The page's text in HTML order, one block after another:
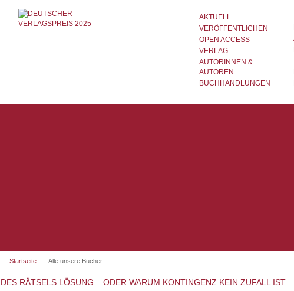
AKTUELL
VERÖFFENTLICHEN
OPEN ACCESS
VERLAG
AUTORINNEN &
AUTOREN
BUCHHANDLUNGEN
Startseite Alle unsere Bücher
DES RÄTSELS LÖSUNG – ODER WARUM KONTINGENZ KEIN ZUFALL IST.